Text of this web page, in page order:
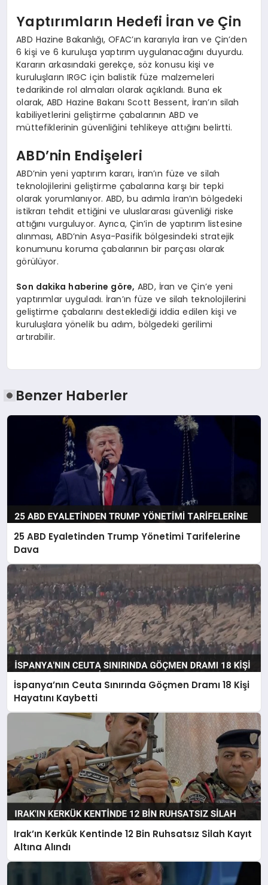
Yaptırımların Hedefi İran ve Çin
ABD Hazine Bakanlığı, OFAC’ın kararıyla İran ve Çin’den
6 kişi ve 6 kuruluşa yaptırım uygulanacağını duyurdu.
Kararın arkasındaki gerekçe, söz konusu kişi ve
kuruluşların IRGC için balistik füze malzemeleri
tedarikinde rol almaları olarak açıklandı. Buna ek
olarak, ABD Hazine Bakanı Scott Bessent, İran’ın silah
kabiliyetlerini geliştirme çabalarının ABD ve
müttefiklerinin güvenliğini tehlikeye attığını belirtti.
ABD’nin Endişeleri
ABD’nin yeni yaptırım kararı, İran’ın füze ve silah
teknolojilerini geliştirme çabalarına karşı bir tepki
olarak yorumlanıyor. ABD, bu adımla İran’ın bölgedeki
istikrarı tehdit ettiğini ve uluslararası güvenliği riske
attığını vurguluyor. Ayrıca, Çin’in de yaptırım listesine
alınması, ABD’nin Asya-Pasifik bölgesindeki stratejik
konumunu koruma çabalarının bir parçası olarak
görülüyor.
Son dakika haberine göre, ABD, İran ve Çin’e yeni
yaptırımlar uyguladı. İran’ın füze ve silah teknolojilerini
geliştirme çabalarını desteklediği iddia edilen kişi ve
kuruluşlara yönelik bu adım, bölgedeki gerilimi
artırabilir.
Benzer Haberler
25 ABD Eyaletinden Trump Yönetimi Tarifelerine
Dava
İspanya’nın Ceuta Sınırında Göçmen Dramı 18 Kişi
Hayatını Kaybetti
Irak’ın Kerkük Kentinde 12 Bin Ruhsatsız Silah Kayıt
Altına Alındı